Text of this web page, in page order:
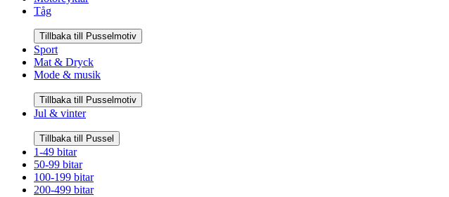
Tåg
Tillbaka till Pusselmotiv
Sport
Mat & Dryck
Mode & musik
Tillbaka till Pusselmotiv
Jul & vinter
Tillbaka till Pussel
1-49 bitar
50-99 bitar
100-199 bitar
200-499 bitar